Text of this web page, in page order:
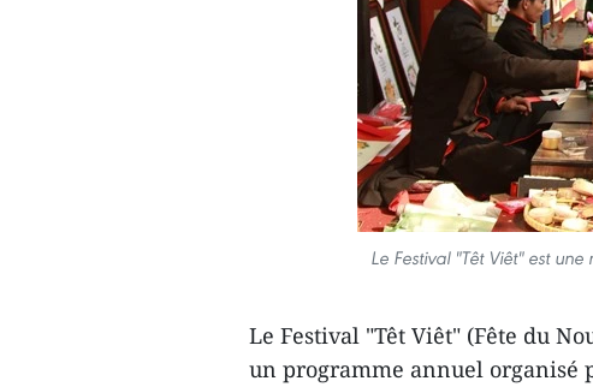
Le Festival "Têt Viêt" est
Le Festival "Têt Viêt" (Fête du
un programme annuel organisé